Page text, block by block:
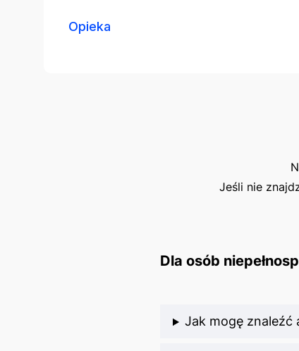
Opieka
Jeśli nie
Dla osób
Jak mogę znaleźć